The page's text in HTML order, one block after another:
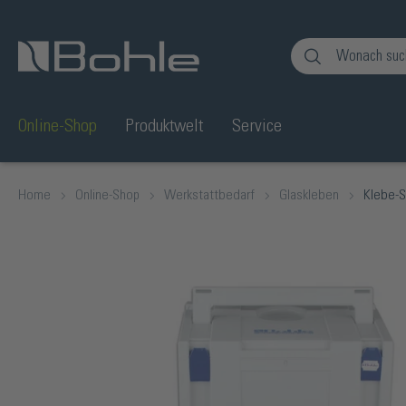
Online-Shop Produktwelt Service
Home Online-Shop Werkstattbedarf Glaskleben Klebe-